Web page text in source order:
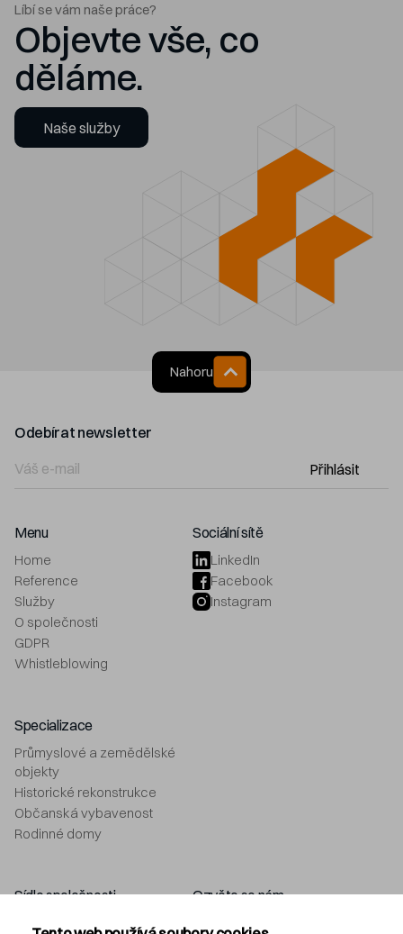
Líbí se vám naše práce?
Objevte vše, co
děláme.
Naše služby
Nahoru
Menu
Home
Reference
Služby
O společnosti
GDPR
Whistleblowing
Sociální sítě
LinkedIn
Facebook
Instagram
Specializace
Průmyslové a zemědělské
objekty
Historické rekonstrukce
Občanská vybavenost
Rodinné domy
Sídlo společnosti
Navláčil stavební firma, s.r.o.
Ozvěte se nám
+420 577 212 049
Odebírat newsletter
Přihlásit